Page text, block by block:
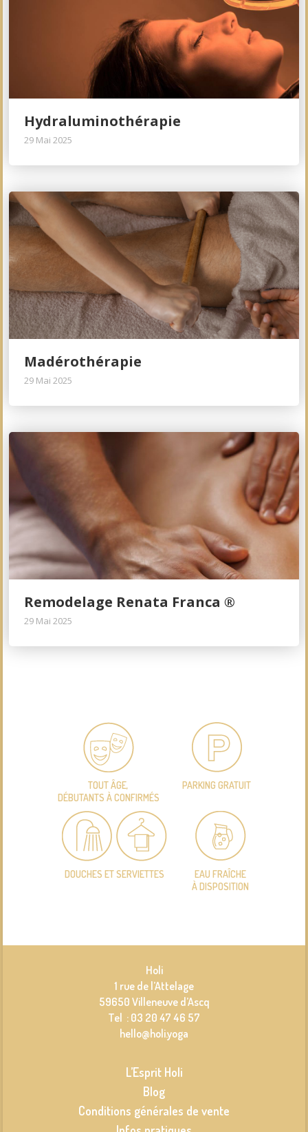
Hydraluminothérapie
29 Mai 2025
Madérothérapie
29 Mai 2025
Remodelage Renata Franca ®
29 Mai 2025
TOUT ÂGE,
DÉBUTANTS À CONFIRMÉS
PARKING GRATUIT
DOUCHES ET SERVIETTES
EAU FRAÎCHE
À DISPOSITION
Holi
1 rue de l’Attelage
59650 Villeneuve d’Ascq
Tel : 03 20 47 46 57
hello@holi.yoga
L’Esprit Holi
Blog
Conditions générales de vente